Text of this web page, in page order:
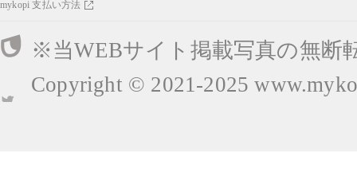
mykopi 支払い方法
※当WEBサイト掲載写真の無断
Copyright © 2021-2025